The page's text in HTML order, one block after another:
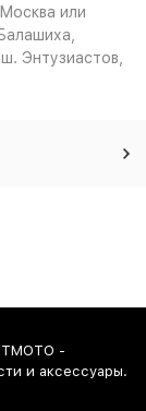
или
Энтузиастов,
-
и аксессуары.